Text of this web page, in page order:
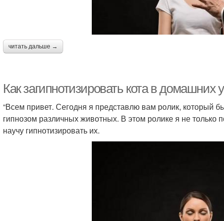
читать дальше →
Как загипнотизировать кота в домашних
“Всем привет. Сегодня я представлю вам ролик, который
гипнозом различных животных. В этом ролике я не только
научу гипнотизировать их.